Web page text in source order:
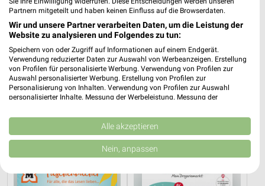
0,5 km
Gültig bis Mo. 31.08.
0,5 km
Gültig bis Sa. 15.08.
Rossmann
Partnern mitgeteilt und haben keinen Einfluss auf die Browserdaten.
Wir und unsere Partner verarbeiten Daten, um die Leistung der
Website zu analysieren und Folgendes zu tun:
Speichern von oder Zugriff auf Informationen auf einem Endgerät.
Verwendung reduzierter Daten zur Auswahl von Werbeanzeigen. Erstellung
von Profilen für personalisierte Werbung. Verwendung von Profilen zur
Auswahl personalisierter Werbung. Erstellung von Profilen zur
Personalisierung von Inhalten. Verwendung von Profilen zur Auswahl
personalisierter Inhalte. Messung der Werbeleistung. Messung der
Kombinationen von Daten aus verschiedenen Quellen. Entwicklung und
Verbesserung der Angebote. Verwendung reduzierter Daten zur Auswahl
von Inhalten.
Daten können außerhalb der Europäischen Union weitergegeben und in die
Website/App.
Alle akzeptieren
Nein, anpassen